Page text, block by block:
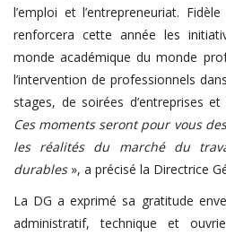
l’emploi et l’entrepreneuriat.
renforcera cette année les
monde académique du monde
l’intervention de professionnels
stages, de soirées d’entreprises
Ces moments seront pour vous
les réalités du marché du
durables», a précisé la Directrice
La DG a exprimé sa gratitude
administratif, technique et